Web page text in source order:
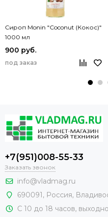
Сироп Monin "Coconut (Кокос)"
1000 мл
900 руб.
под заказ
+7(951)008-55-33
Заказать звонок
info@vladmag.ru
690091, Россия,
С 10 до 18 часов,